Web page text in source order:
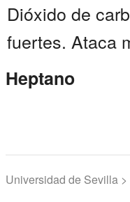
Dióxido de
fuertes. Ataca
Heptano
Universidad de Sevilla